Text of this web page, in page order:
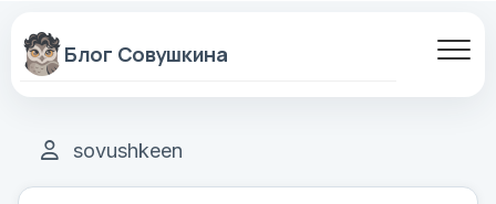
содержанию
sovushkeen